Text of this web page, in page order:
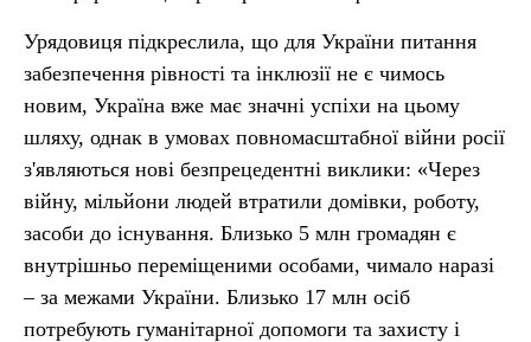
Урядовиця підкреслила, що для України питання
забезпечення рівності та інклюзії не є чимось
новим, Україна вже має значні успіхи на цьому
шляху, однак в умовах повномасштабної війни росії
з'являються нові безпрецедентні виклики: «Через
війну, мільйони людей втратили домівки, роботу,
засоби до існування. Близько 5 млн громадян є
внутрішньо переміщеними особами, чимало наразі
– за межами України. Близько 17 млн осіб
потребують гуманітарної допомоги та захисту і